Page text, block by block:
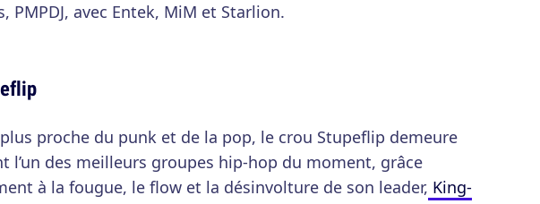
PMPDJ, avec Entek, MiM et Starlion.
proche du punk et de la pop, le crou Stupeflip demeure
l’un des meilleurs groupes hip-hop du moment, grâce
à la fougue, le flow et la désinvolture de son leader, King-